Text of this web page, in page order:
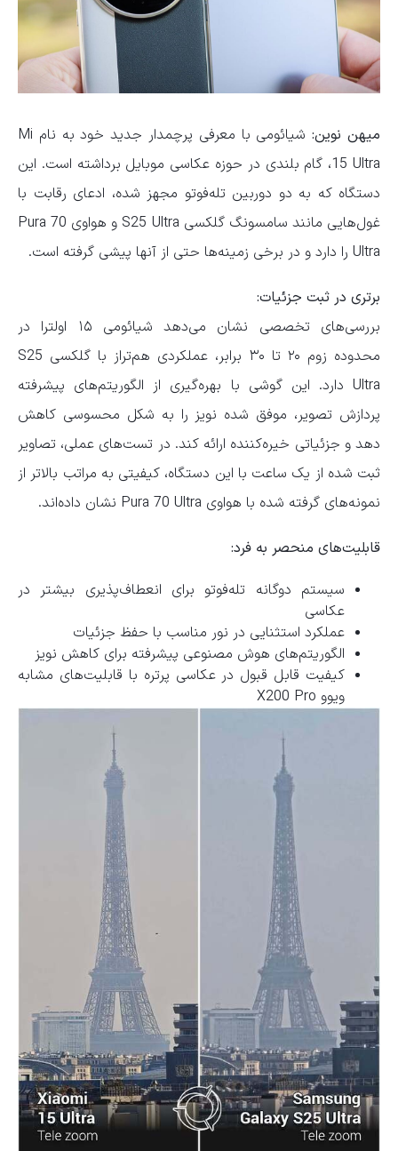
میهن نوین:
شیائومی با معرفی پرچمدار جدید خود به نام Mi
15 Ultra، گام بلندی در حوزه عکاسی موبایل برداشته است. این
دستگاه که به دو دوربین تله‌فوتو مجهز شده، ادعای رقابت با
غول‌هایی مانند سامسونگ گلکسی S25 Ultra و هواوی Pura 70
Ultra را دارد و در برخی زمینه‌ها حتی از آنها پیشی گرفته است.
برتری در ثبت جزئیات:
بررسی‌های تخصصی نشان می‌دهد شیائومی ۱۵ اولترا در
محدوده زوم ۲۰ تا ۳۰ برابر، عملکردی هم‌تراز با گلکسی S25
Ultra دارد. این گوشی با بهره‌گیری از الگوریتم‌های پیشرفته
پردازش تصویر، موفق شده نویز را به شکل محسوسی کاهش
دهد و جزئیاتی خیره‌کننده ارائه کند. در تست‌های عملی، تصاویر
ثبت شده از یک ساعت با این دستگاه، کیفیتی به مراتب بالاتر از
نمونه‌های گرفته شده با هواوی Pura 70 Ultra نشان داده‌اند.
قابلیت‌های منحصر به فرد:
سیستم دوگانه تله‌فوتو برای انعطاف‌پذیری بیشتر در
عکاسی
عملکرد استثنایی در نور مناسب با حفظ جزئیات
الگوریتم‌های هوش مصنوعی پیشرفته برای کاهش نویز
کیفیت قابل قبول در عکاسی پرتره با قابلیت‌های مشابه
ویوو X200 Pro